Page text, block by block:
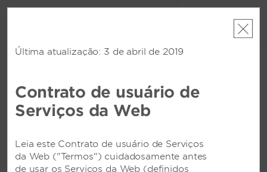
LIVRO
Wyndham Isla Margarita
Esta propriedade não está disponível para as datas
selecionadas. Edite as datasouencontre os hotéis mais
próximos
Última atualização: 3 de abril de 2019
Contrato de usuário de
Serviços da Web
Leia este Contrato de usuário de Serviços
da Web ("Termos") cuidadosamente antes
de usar os Serviços da Web (definidos